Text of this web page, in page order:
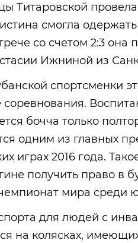
Титаровской
смогла
со счетом 2:3 она
Ижниной из
спортсменки
бочча только
одним из главных
играх 2016 года.
получить право в
мира среди
для людей с
на колясках,